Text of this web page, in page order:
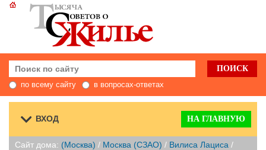
по всему сайту в вопросах-ответах
ВХОД НА ГЛАВНУЮ
Сайт дома: (Москва) / Москва (СЗАО) / Вилиса Лациса /